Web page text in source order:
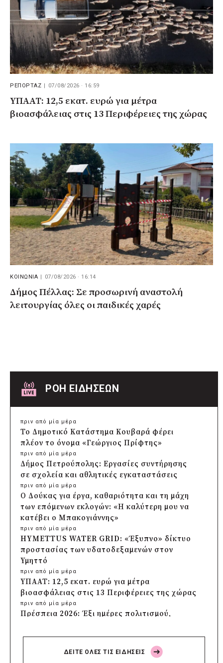
ΡΕΠΟΡΤΑΖ | 07/08/2026 · 16:59
ΥΠΑΑΤ: 12,5 εκατ. ευρώ για μέτρα
βιοασφάλειας στις 13 Περιφέρειες της χώρας
ΚΟΙΝΩΝΙΑ | 07/08/2026 · 16:14
Δήμος Πέλλας: Σε προσωρινή αναστολή
λειτουργίας όλες οι παιδικές χαρές
ΡΟΗ ΕΙΔΗΣΕΩΝ
πριν από μία μέρα
Το Δημοτικό Κατάστημα Κουβαρά φέρει
πλέον το όνομα «Γεώργιος Πρίφτης»
πριν από μία μέρα
Δήμος Πετρούπολης: Εργασίες συντήρησης
σε σχολεία και αθλητικές εγκαταστάσεις
πριν από μία μέρα
Ο Δούκας για έργα, καθαριότητα και τη μάχη
των επόμενων εκλογών: «Η καλύτερη μου να
κατέβει ο Μπακογιάννης»
πριν από μία μέρα
HYMETTUS WATER GRID: «Έξυπνο» δίκτυο
προστασίας των υδατοδεξαμενών στον
Υμηττό
πριν από μία μέρα
ΥΠΑΑΤ: 12,5 εκατ. ευρώ για μέτρα
βιοασφάλειας στις 13 Περιφέρειες της χώρας
πριν από μία μέρα
Πρέσπεια 2026: Έξι ημέρες πολιτισμού,
πριν από μία μέρα
Δήμος Πέλλας: Σε προσωρινή αναστολή
λειτουργίας όλες οι παιδικές χαρές
ΔΕΙΤΕ ΟΛΕΣ ΤΙΣ ΕΙΔΗΣΕΙΣ